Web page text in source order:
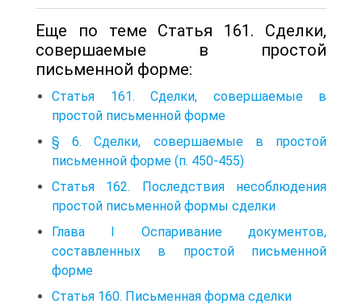
Еще по теме Статья 161. Сделки,
совершаемые в простой
письменной форме:
Статья 161. Сделки, совершаемые в
простой письменной форме
§ 6. Сделки, совершаемые в простой
письменной форме (п. 450-455)
Статья 162. Последствия несоблюдения
простой письменной формы сделки
Глава I Оспаривание документов,
составленных в простой письменной
форме
Статья 160. Письменная форма сделки